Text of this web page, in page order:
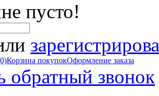
пусто!
Корзина покупокОформление заказа
обратный звонок